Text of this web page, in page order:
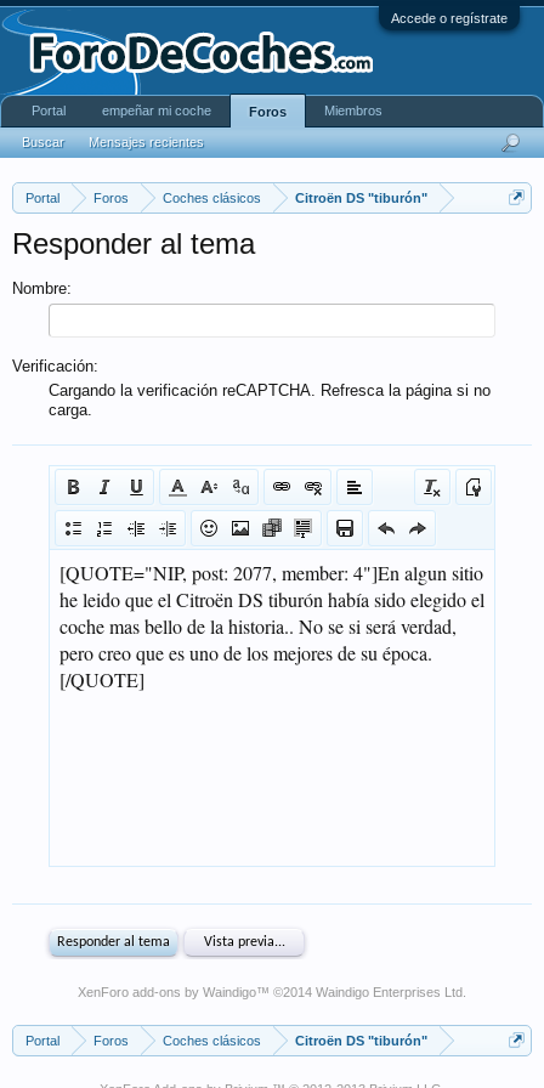
Accede o regístrate
Portal Foros Coches clásicos Citroën DS "tiburón"
Responder al tema
Nombre:
Verificación:
Cargando la verificación reCAPTCHA. Refresca la página si no
carga.
XenForo add-ons by Waindigo™ ©2014 Waindigo Enterprises Ltd
Portal Foros Coches clásicos Citroën DS "tiburón"
Portal empeñar mi coche Foros
Buscar Mensajes recientes
Miembros